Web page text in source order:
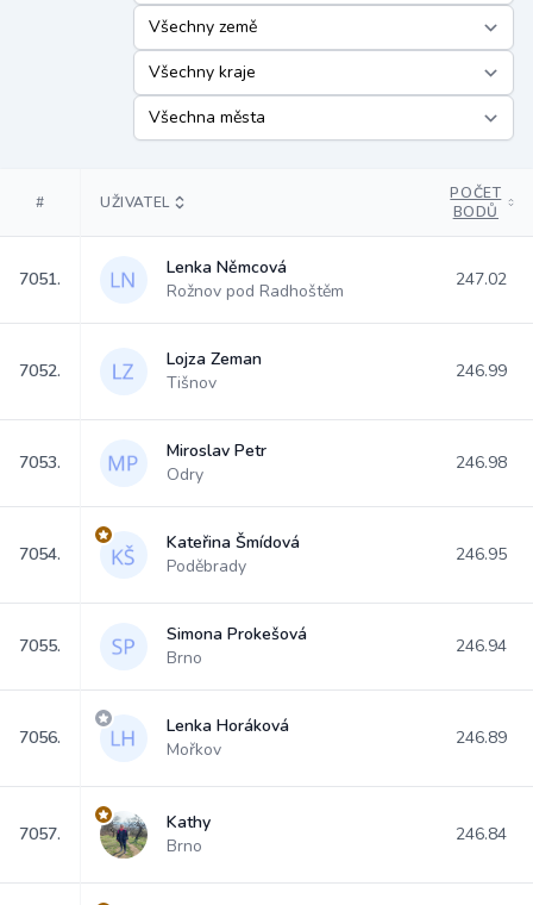
# UŽIVATEL
POČET
BODŮ
7051.
Lenka Němcová
Rožnov pod Radhoštěm
247.02
7052.
Lojza Zeman
Tišnov
246.99
7053.
Miroslav Petr
Odry
246.98
7054.
Kateřina Šmídová
Poděbrady
246.95
7055.
Simona Prokešová
Brno
246.94
7056.
Lenka Horáková
Mořkov
246.89
7057.
Kathy
Brno
246.84